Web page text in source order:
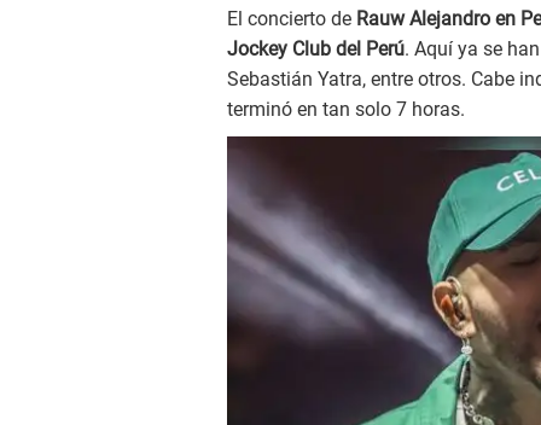
El concierto de Rauw Alejandro en
Jockey Club del Perú. Aquí ya se
Sebastián Yatra, entre otros. Cabe
terminó en tan solo 7 horas.